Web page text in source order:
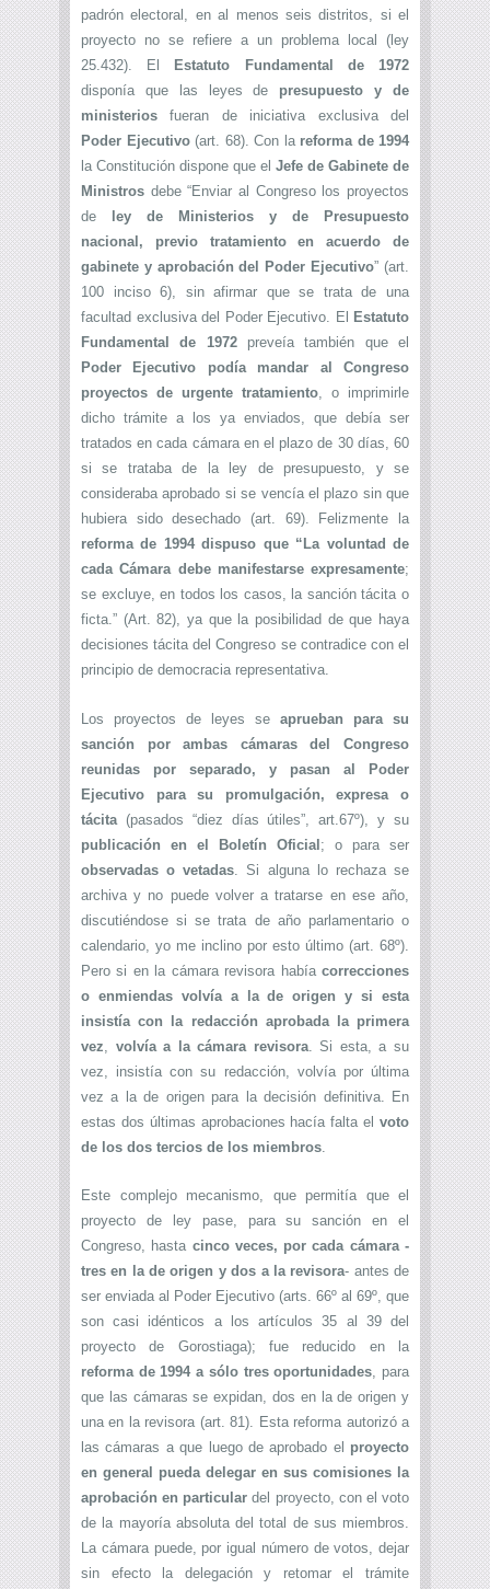
padrón electoral, en al menos seis distritos, si el
proyecto no se refiere a un problema local (ley
25.432). El
Estatuto Fundamental de 1972
disponía que las leyes de presupuesto y de
ministerios fueran de iniciativa exclusiva del
Poder Ejecutivo(art. 68). Con la reforma de 1994
la Constitución dispone que el Jefe de Gabinete de
Ministros debe “Enviar al Congreso los proyectos
de
ley de Ministerios y de Presupuesto
nacional, previo tratamiento en acuerdo de
gabinete y aprobación del Poder Ejecutivo” (art.
100 inciso 6), sin afirmar que se trata de una
facultad exclusiva del Poder Ejecutivo. El
Estatuto
Fundamental de 1972 preveía también que el
Poder Ejecutivo podía mandar al Congreso
proyectos de urgente tratamiento, o imprimirle
dicho trámite a los ya enviados, que debía ser
tratados en cada cámara en el plazo de 30 días, 60
si se trataba de la ley de presupuesto, y se
consideraba aprobado si se vencía el plazo sin que
hubiera sido desechado (art. 69). Felizmente la
reforma de 1994 dispuso que “La voluntad de
cada Cámara debe manifestarse expresamente;
se excluye, en todos los casos, la sanción tácita o
ficta.” (Art. 82), ya que la posibilidad de que haya
decisiones tácita del Congreso se contradice con el
principio de democracia representativa.
Los proyectos de leyes se aprueban para su
sanción por ambas cámaras del Congreso
reunidas por separado, y pasan al Poder
Ejecutivo para su promulgación, expresa o
tácita (pasados “diez días útiles”, art.67º), y su
publicación en el Boletín Oficial ; o para ser
observadas o vetadas . Si alguna lo rechaza se
archiva y no puede volver a tratarse en ese año,
discutiéndose si se trata de año parlamentario o
calendario, yo me inclino por esto último (art. 68º).
Pero si en la cámara revisora había correcciones
o enmiendas volvía a la de origen y si esta
insistía con la redacción aprobada la primera
vez
volvía a la cámara revisora. Si esta, a su
vez, insistía con su redacción, volvía por última
vez a la de origen para la decisión definitiva. En
estas dos últimas aprobaciones hacía falta el voto
de los dos tercios de los miembros
Este complejo mecanismo, que permitía que el
proyecto de ley pase, para su sanción en el
Congreso, hasta cinco veces, por cada cámara -
tres en la de origen y dos a la revisora- antes de
ser enviada al Poder Ejecutivo (arts. 66º al 69º, que
son casi idénticos a los artículos 35 al 39 del
proyecto de Gorostiaga); fue reducido en la
reforma de 1994 a sólo tres oportunidades, para
que las cámaras se expidan, dos en la de origen y
una en la revisora (art. 81). Esta reforma autorizó a
las cámaras a que luego de aprobado el proyecto
en general pueda delegar en sus comisiones la
aprobación en particular del proyecto, con el voto
de la mayoría absoluta del total de sus miembros.
La cámara puede, por igual número de votos, dejar
sin efecto la delegación y retomar el trámite